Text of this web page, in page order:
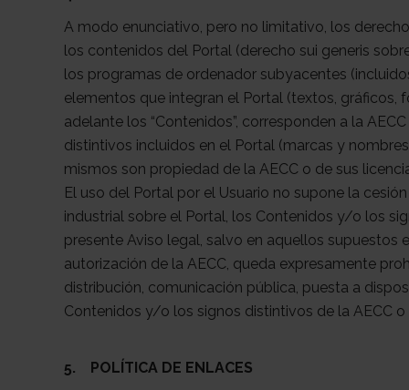
A modo enunciativo, pero no limitativo, los
los contenidos del Portal (derecho sui generis
los programas de ordenador subyacentes
elementos que integran el Portal (textos, gráficos,
adelante los “Contenidos”, corresponden a la
distintivos incluidos en el Portal (marcas y
mismos son propiedad de la AECC o de sus
El uso del Portal por el Usuario no supone la
industrial sobre el Portal, los Contenidos y/o los
presente Aviso legal, salvo en aquellos
autorización de la AECC, queda expresamente
distribución, comunicación pública, puesta a
Contenidos y/o los signos distintivos de la AECC
5. POLÍTICA DE ENLACES